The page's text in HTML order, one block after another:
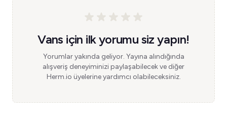
Vans için ilk yorumu siz yapın!
Yorumlar yakında geliyor. Yayına alındığında
alışveriş deneyiminizi paylaşabilecek ve diğer
Herm.io üyelerine yardımcı olabileceksiniz.